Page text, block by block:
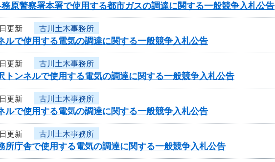
原警察署本署で使用する都市ガスの調達に関する一般競争入札公告
更新 古川土木事務所
ルで使用する電気の調達に関する一般競争入札公告
更新 古川土木事務所
トンネルで使用する電気の調達に関する一般競争入札公告
更新 古川土木事務所
ルで使用する電気の調達に関する一般競争入札公告
更新 古川土木事務所
所庁舎で使用する電気の調達に関する一般競争入札公告